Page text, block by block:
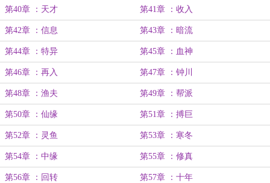
第40章 ：天才 第41章 ：收入
第42章 ：信息 第43章 ：暗流
第44章 ：特异 第45章 ：血神
第46章 ：再入 第47章 ：钟川
第48章 ：渔夫 第49章 ：帮派
第50章 ：仙缘 第51章 ：搏巨
第52章 ：灵鱼 第53章 ：寒冬
第54章 ：中缘 第55章 ：修真
第56章 ：回转 第57章 ：十年